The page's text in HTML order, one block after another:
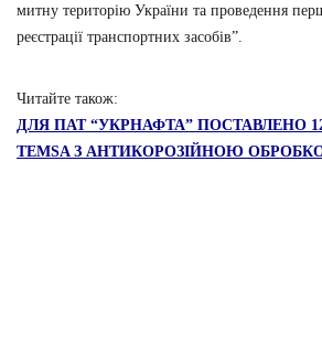
митну територію України та проведення
реєстрації транспортних засобів”.
Читайте також:
ДЛЯ ПАТ “УКРНАФТА” ПОСТАВЛЕНО
TEMSA З АНТИКОРОЗІЙНОЮ